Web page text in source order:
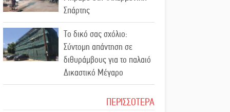
χαμό της 29χρονης Ελένης
σε τροχαίο
«Σφραγίδα» έργου και
απολογισμού στο
Παναρκαδικό από τον Κυρ.
Διαμαντάκο
Μια «χρυσή» ελαιοκομική
Σπάρτης
Το δικό σας σχόλιο:
Σύντομη απάντηση σε
διθυράμβους για το παλαιό
Δικαστικό Μέγαρο
Το δικό σας σχόλιο: Ιερή
ΠΕΡΙΣΣΟΤΕΡΑ